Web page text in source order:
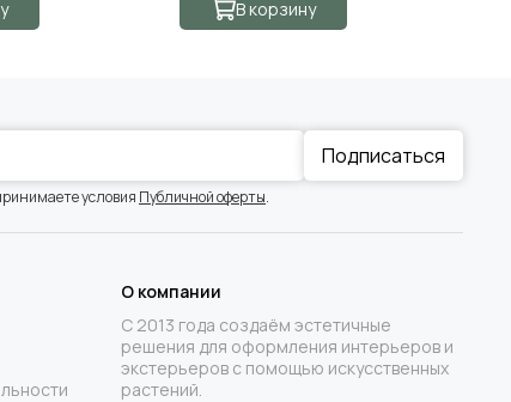
В корзину
Подписаться
условия Публичной оферты.
О компании
С 2013 года создаём эстетичные
решения для оформления интерьеров и
экстерьеров с помощью искусственных
растений.